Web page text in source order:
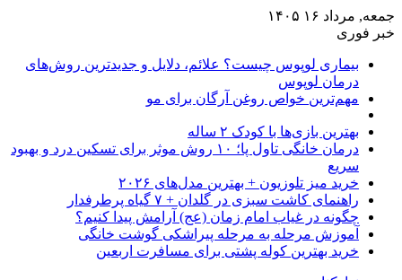
۱۴۰۵
لوپوس چیست؟ علائم، دلایل و جدیدترین روش‌های
لوپوس
خواص روغن آرگان برای مو
بازی‌ها با کودک ۲ ساله
درمان خانگی تاول پا؛ ۱۰ روش موثر برای تسکین درد و بهبود
میز تلوزیون + بهترین مدل‌های ۲۰۲۶
کاشت سبزی در گلدان + ۷ گیاه پرطرفدار
در غیاب امام زمان (عج) آرامش پیدا کنیم؟
مرحله به مرحله پیراشکی گوشت خانگی
بهترین کوله پشتی برای مسافرت اربعین